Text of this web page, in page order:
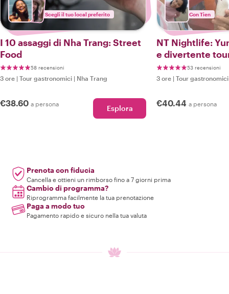
Scegli il tuo local preferito
I 10 assaggi di Nha Trang: Street
Food
58 recensioni
3 ore | Tour gastronomici | Nha Trang
€38.60 a persona Esplora
Con Tien
NT Nightlife:
e divertente
53 recensioni
3 ore | Tour gastronomici
€40.44 a persona
Prenota con fiducia
Cancella e ottieni un rimborso fino a 7 giorni prima
Cambio di programma?
Riprogramma facilmente la tua prenotazione
Paga a modo tuo
Pagamento rapido e sicuro nella tua valuta